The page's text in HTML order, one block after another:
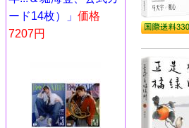
ード14枚）」 価格
7207円